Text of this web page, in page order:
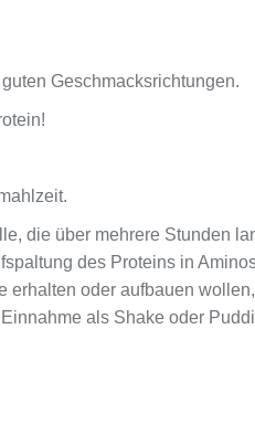
Geschmacksrichtungen.
die über mehrere Stunden
des Proteins in
erhalten oder aufbauen
als Shake oder